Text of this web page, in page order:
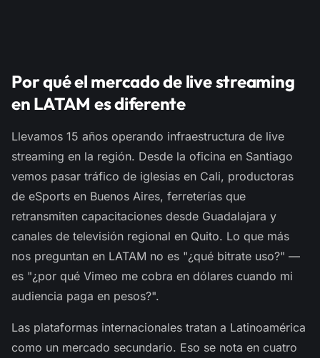
Por qué el mercado de live streaming
en LATAM es diferente
Llevamos 15 años operando infraestructura de live
streaming en la región. Desde la oficina en Santiago
vemos pasar tráfico de iglesias en Cali, productoras
de eSports en Buenos Aires, ferreterías que
retransmiten capacitaciones desde Guadalajara y
canales de televisión regional en Quito. Lo que más
nos preguntan en LATAM no es "¿qué bitrate uso?" —
es "¿por qué Vimeo me cobra en dólares cuando mi
audiencia paga en pesos?".
Las plataformas internacionales tratan a Latinoamérica
como un mercado secundario. Eso se nota en cuatro